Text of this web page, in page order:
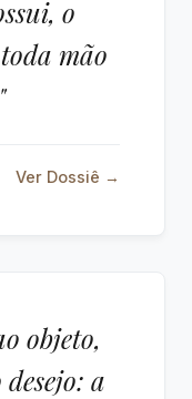
o
mão
Ver Dossiê →
objeto,
a